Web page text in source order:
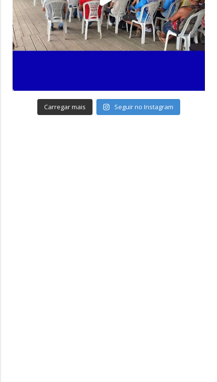
Carregar mais Seguir no Instagram